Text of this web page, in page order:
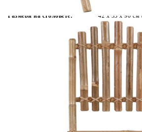
Материал на възглавницата:
Размери на столовете:
42 x 53 x 90
Купи на изплащане
Сгъваеми столове 2 бр. с
Please select credit institution
€84.00
Extraction of information from credit
Предоставената таблица е с
Добавете продукта в количката си
количката" и при поръчка ще
вноски на кредита.